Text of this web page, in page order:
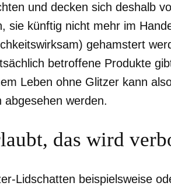
und decken sich deshalb
sie künftig nicht mehr im
gehamstert
betroffene Produkte
Leben ohne Glitzer kann
werden.
das wird
Lidschatten beispielsweise